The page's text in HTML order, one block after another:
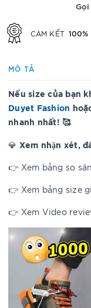
CAM KẾT 100%
MÔ TẢ
Nếu size của bạn
Duyet Fashion
nhanh nhất! 🥰
💎 Xem nhận xét,
👉 Xem bảng so
👉 Xem bảng size
👉 Xem Video